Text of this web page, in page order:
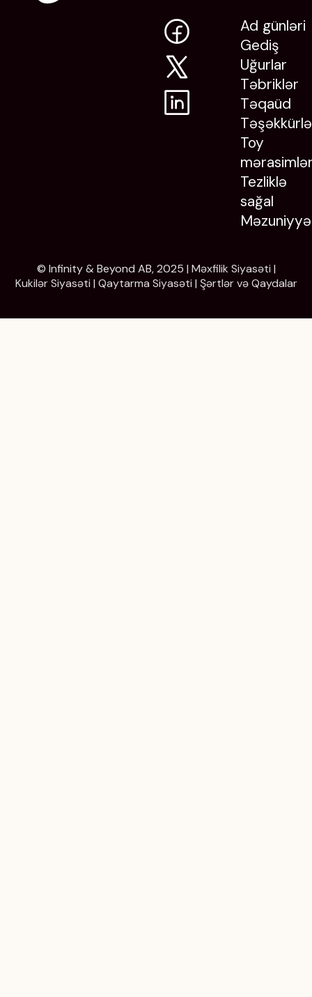
Ad günləri
Gediş
Uğurlar
Təbriklər
Təqaüd
Toy
Tezliklə
sağal
© Infinity & Beyond AB, 2025 | Məxfilik Siyasəti |
Kukilər Siyasəti | Qaytarma Siyasəti | Şərtlər və Qaydalar